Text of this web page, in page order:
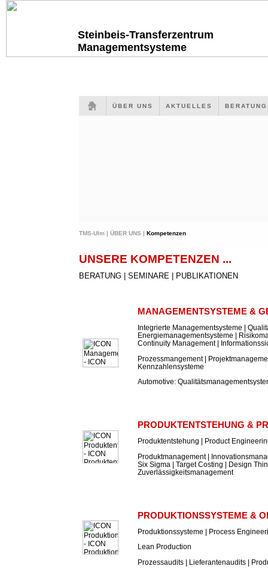
Steinbeis-Transferzentrum
Managementsysteme
ÜBER UNS AKTUELLES
TMS-Ulm | ÜBER UNS | Kompetenzen
UNSERE KOMPETENZEN ...
BERATUNG | SEMINARE | PUBLIKATIONEN
MANAGEMENTSYSTEME &
Integrierte Managementsysteme |
Energiemanagementsysteme |
Continuity Management |
Prozessmangement |
Kennzahlensysteme
Automotive:
PRODUKTENTSTEHUNG &
Produktentstehung | Product
Produktmanagement |
Six Sigma | Target Costing | Design
Zuverlässigkeitsmanagement
PRODUKTIONSSYSTEME &
Produktionssysteme | Process
Lean Production
Prozessaudits | Lieferantenaudits |